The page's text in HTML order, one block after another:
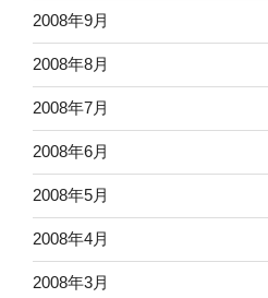
2008年9月
2008年8月
2008年7月
2008年6月
2008年5月
2008年4月
2008年3月